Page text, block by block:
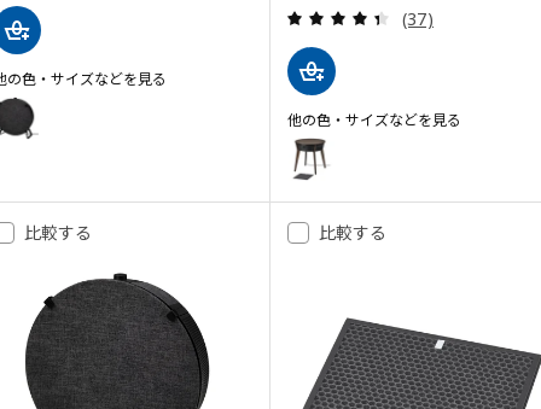
の色・サイズなどを見る
スタルクヴィンド
プション: STARKVIND スタルクヴィンド, 空気清浄機, ブラック/スマ
レビュー: 4.4
(37)
他の色・サイズなどを見る
STARKVIND スタルクヴィンド
オプション: STARKVIND スタ
比較する 比較する